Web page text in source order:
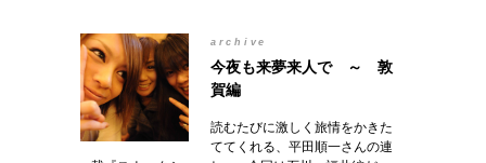
archive
今夜も来夢来人で ～ 敦
賀編
読むたびに激しく旅情をかきた
ててくれる、平田順一さんの連